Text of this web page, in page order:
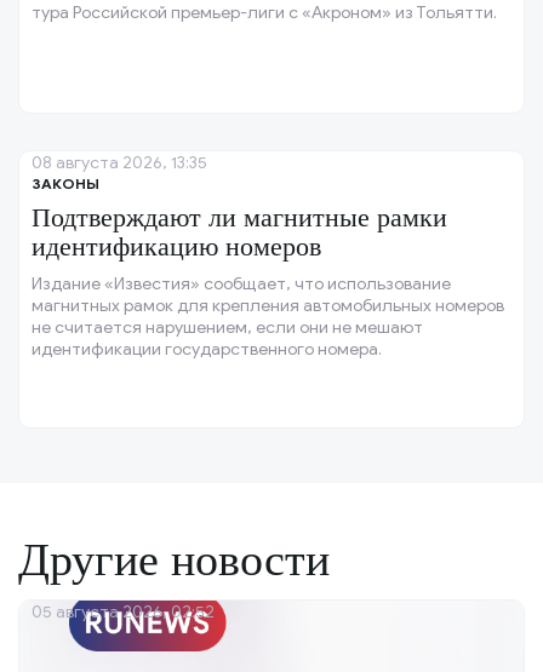
тура Российской премьер-лиги с «Акроном» из Тольятти.
ЗАКОНЫ
Подтверждают ли магнитные рамки
идентификацию номеров
Издание «Известия» сообщает, что использование
магнитных рамок для крепления автомобильных номеров
не считается нарушением, если они не мешают
идентификации государственного номера.
08 августа 2026, 13:35
Другие новости
05 августа 2026, 02:52